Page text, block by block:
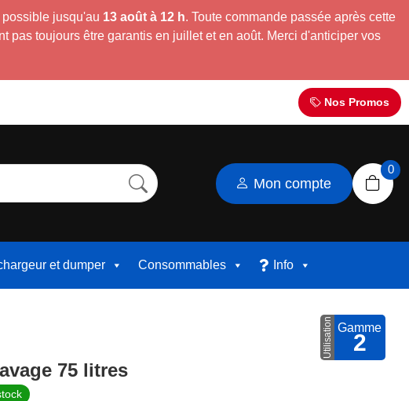
jusqu'au 13 août à 12 h. Toute commande passée après cette
pas toujours être garantis en juillet et en août. Merci d'anticiper vos
Nos Promos
Mon compte
0
et dumper Consommables Info
75 litres
Utilisation Gamme
2